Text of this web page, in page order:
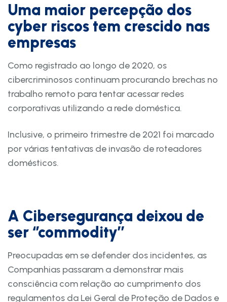
Uma maior percepção dos
cyber riscos tem crescido nas
empresas
Como registrado ao longo de 2020, os
cibercriminosos continuam procurando brechas no
trabalho remoto para tentar acessar redes
corporativas utilizando a rede doméstica.
Inclusive, o primeiro trimestre de 2021 foi marcado
por várias tentativas de invasão de roteadores
domésticos.
A Cibersegurança deixou de
ser ‘’commodity’’
Preocupadas em se defender dos incidentes, as
Companhias passaram a demonstrar mais
consciência com relação ao cumprimento dos
regulamentos da Lei Geral de Proteção de Dados e